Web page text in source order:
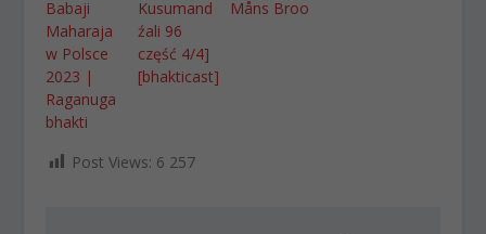
Babaji
Maharaja
w Polsce
2023 |
Raganuga
bhakti
Kusumand
źali 96
część 4/4]
[bhakticast]
Måns Broo
Post Views: 6 257